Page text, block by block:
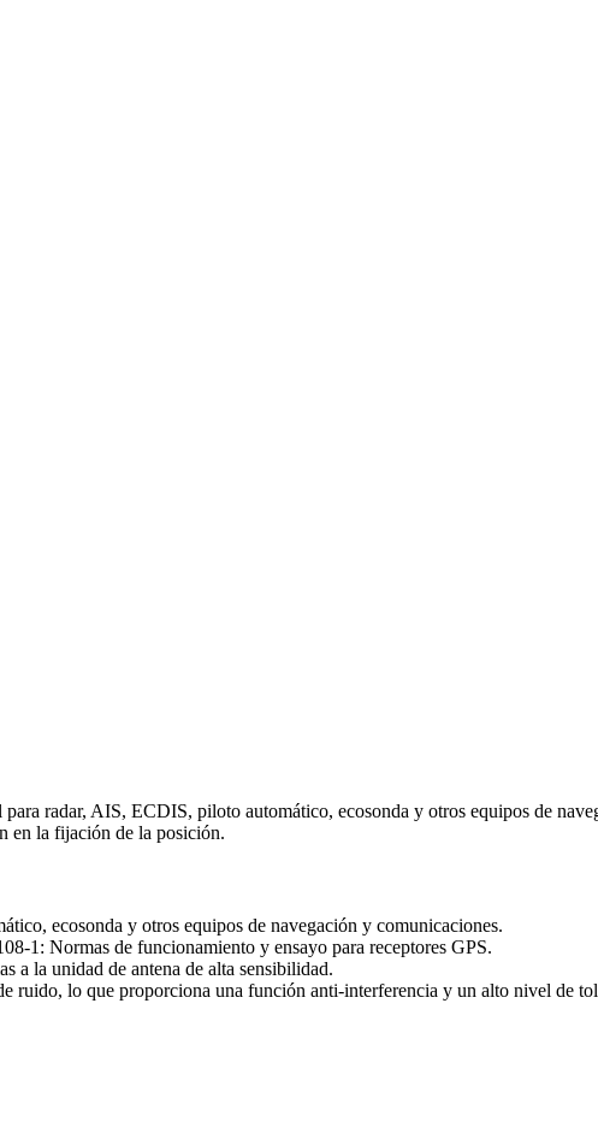
radar, AIS, ECDIS, piloto automático, ecosonda y otros equipos de
en la fijación de la posición.
ecosonda y otros equipos de navegación y comunicaciones.
1: Normas de funcionamiento y ensayo para receptores GPS.
a la unidad de antena de alta sensibilidad.
ruido, lo que proporciona una función anti-interferencia y un alto nivel de